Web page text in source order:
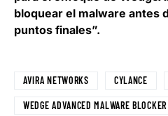
bloquear el malware antes
puntos finales”.
AVIRA NETWORKS CYLANCE
WEDGE ADVANCED MALWARE BLOCKER